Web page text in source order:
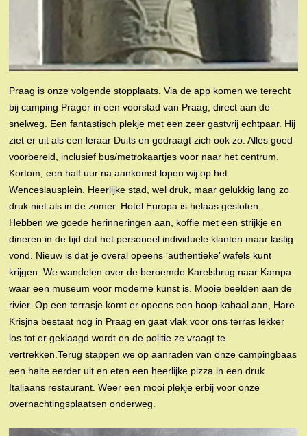
Praag is onze volgende stopplaats. Via de app komen we terecht
bij camping Prager in een voorstad van Praag, direct aan de
snelweg. Een fantastisch plekje met een zeer gastvrij echtpaar. Hij
ziet er uit als een leraar Duits en gedraagt zich ook zo. Alles goed
voorbereid, inclusief bus/metrokaartjes voor naar het centrum.
Kortom, een half uur na aankomst lopen wij op het
Wenceslausplein. Heerlijke stad, wel druk, maar gelukkig lang zo
druk niet als in de zomer. Hotel Europa is helaas gesloten.
Hebben we goede herinneringen aan, koffie met een strijkje en
dineren in de tijd dat het personeel individuele klanten maar lastig
vond. Nieuw is dat je overal opeens ‘authentieke’ wafels kunt
krijgen. We wandelen over de beroemde Karelsbrug naar Kampa
waar een museum voor moderne kunst is. Mooie beelden aan de
rivier. Op een terrasje komt er opeens een hoop kabaal aan, Hare
Krisjna bestaat nog in Praag en gaat vlak voor ons terras lekker
los tot er geklaagd wordt en de politie ze vraagt te
vertrekken.Terug stappen we op aanraden van onze campingbaas
een halte eerder uit en eten een heerlijke pizza in een druk
Italiaans restaurant. Weer een mooi plekje erbij voor onze
overnachtingsplaatsen onderweg.